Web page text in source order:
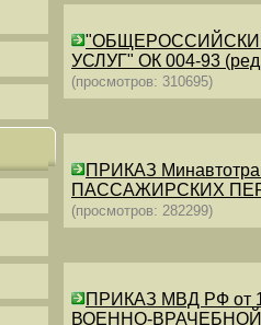
УСЛУГ" ОК 004-93 (ред.
(просмотров: 310695)
ПРИКАЗ
ПАССАЖИРСКИХ
(просмотров: 282299)
ПРИКАЗ МВД РФ от
ВОЕННО-